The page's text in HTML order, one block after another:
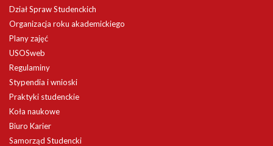
Dział Spraw Studenckich
Organizacja roku akademickiego
Plany zajęć
USOSweb
Regulaminy
Stypendia i wnioski
Praktyki studenckie
Koła naukowe
Biuro Karier
Samorząd Studencki